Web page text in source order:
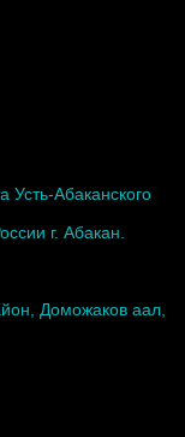
Усть-Абаканского
г. Абакан.
Доможаков аал,